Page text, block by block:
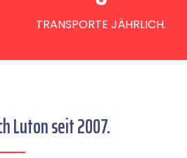
TRANSPORTE JÄHRLICH.
Luton seit 2007.